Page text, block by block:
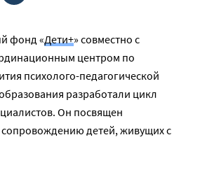
фонд «Дети+» совместно с
центром по
психолого-педагогической
разработали цикл
Он посвящен
сопровождению детей, живущих с